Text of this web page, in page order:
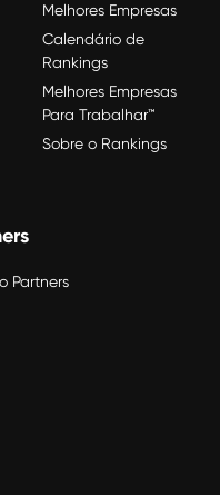
Melhores Empresas
Calendário de
Rankings
Melhores Empresas
Para Trabalhar™
Sobre o Rankings
Partners